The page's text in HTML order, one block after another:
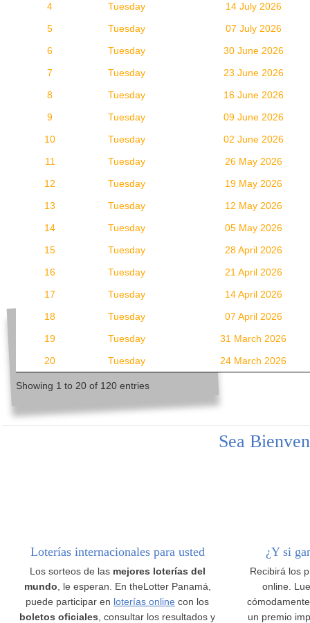
4
Tuesday
14 July 2026
5
Tuesday
07 July 2026
6
Tuesday
30 June 2026
7
Tuesday
23 June 2026
8
Tuesday
16 June 2026
9
Tuesday
09 June 2026
10
Tuesday
02 June 2026
11
Tuesday
26 May 2026
12
Tuesday
19 May 2026
13
Tuesday
12 May 2026
14
Tuesday
05 May 2026
15
Tuesday
28 April 2026
16
Tuesday
21 April 2026
17
Tuesday
14 April 2026
18
Tuesday
07 April 2026
19
Tuesday
31 March 2026
20
Tuesday 24 March 2026
Showing 1 to 20 of 120 entries
Sea
Loterías internacionales para usted
Los sorteos de las mejores loterías del
mundo , le esperan. En theLotter Panamá,
puede participar en loterías online con los
boletos oficiales , consultar los resultados y
¿Y si
Recibirá los
online.
un premio